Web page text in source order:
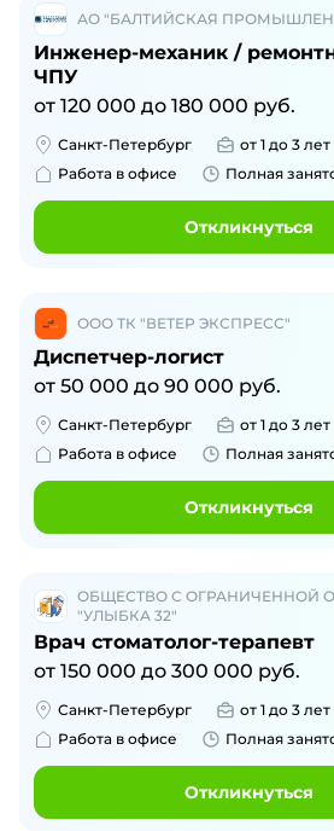
АО "БАЛТИЙСКАЯ
Инженер-механик /
ЧПУ
от 120 000 до 180 000 руб.
Санкт-Петербург
от 1 до 3 лет
Работа в офисе
Полная
Откликнуться
ООО ТК "ВЕТЕР ЭКСПРЕСС"
Диспетчер-логист
от 50 000 до 90 000 руб.
Санкт-Петербург
от 1 до 3 лет
Работа в офисе
Полная
Откликнуться
ОБЩЕСТВО С ОГРАНИЧЕННОЙ
"УЛЫБКА 32"
Врач стоматолог-терапевт
от 150 000 до 300 000 руб.
Санкт-Петербург
от 1 до 3 лет
Работа в офисе
Полная
Откликнуться